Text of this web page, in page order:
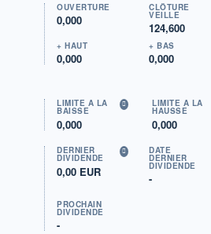
OUVERTURE
0,000
CLÔTURE
VEILLE
124,600
+ HAUT
0,000
+ BAS
0,000
LIMITE À LA
BAISSE
0,000
LIMITE À LA
HAUSSE
0,000
DERNIER
DIVIDENDE
0,00 EUR
DATE
DERNIER
DIVIDENDE
-
PROCHAIN
DIVIDENDE
-